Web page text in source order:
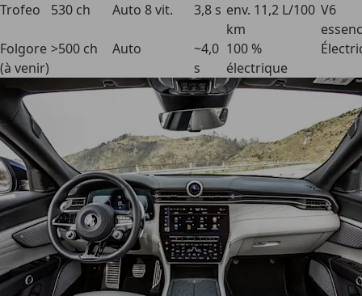
Trofeo
530 ch Auto 8 vit. 3,8 s env. 11,2 L/100
km
V6
Folgore
(à venir)
>500 ch Auto
~4,0
s
100 %
électrique